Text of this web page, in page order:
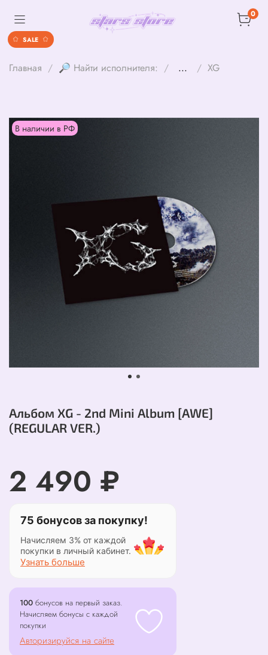
0
Главная 🔎 Найти исполнителя: ... XG
В наличии в РФ
Альбом XG - 2nd Mini Album [AWE]
(REGULAR VER.)
2 490 ₽
75 бонусов за покупку!
Начисляем 3% от каждой
покупки в личный кабинет.
Узнать больше
100 бонусов на первый заказ.
Начисляем бонусы с каждой
покупки
Авторизируйся на сайте